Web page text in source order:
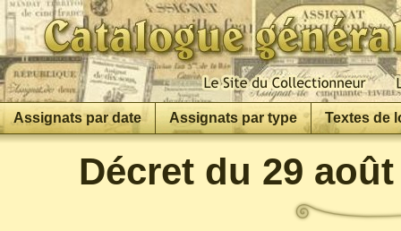
Assignats par date Assignats par type Textes de
Décret du 29